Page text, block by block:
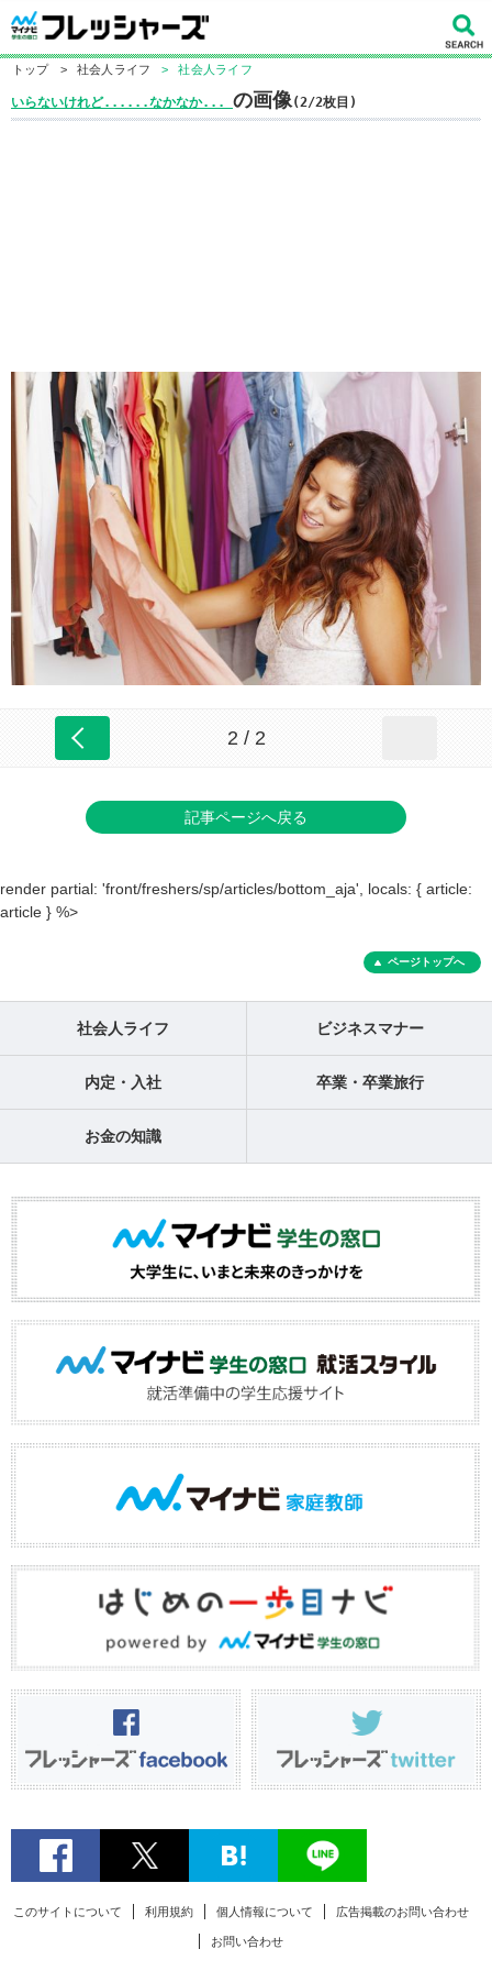
トップ > 社会人ライフ > 社会人ライフ
いらないけれど......なかなか... の画像(2/2枚目)
2 / 2
記事ページへ戻る
render partial: 'front/freshers/sp/articles/bottom_aja', locals: { article:
article } %>
ページトップへ
社会人ライフ ビジネスマナー
内定・入社 卒業・卒業旅行
お金の知識
このサイトについて 利用規約 個人情報について 広告掲載のお問い合わせ
お問い合わせ